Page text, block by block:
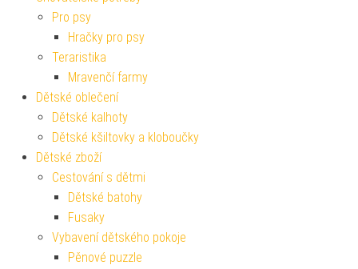
Pro psy
Hračky pro psy
Teraristika
Mravenčí farmy
Dětské oblečení
Dětské kalhoty
Dětské kšiltovky a kloboučky
Dětské zboží
Cestování s dětmi
Dětské batohy
Fusaky
Vybavení dětského pokoje
Pěnové puzzle